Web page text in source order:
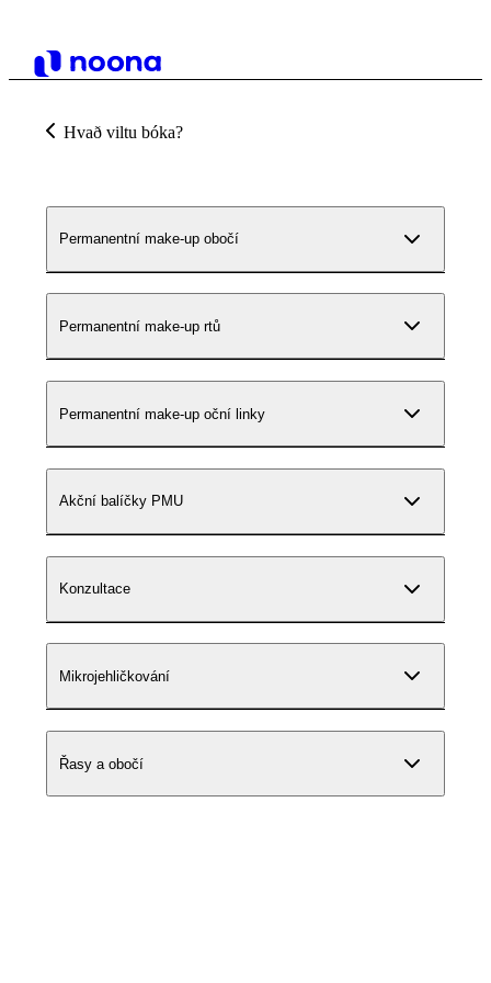
Hvað viltu bóka?
Permanentní make-up obočí
Permanentní make-up rtů
Permanentní make-up oční linky
Akční balíčky PMU
Konzultace
Mikrojehličkování
Řasy a obočí